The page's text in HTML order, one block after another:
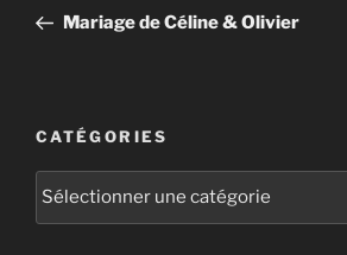
l’article
précédent
Mariage de Céline & Olivier
CATÉGORIES
Catégories